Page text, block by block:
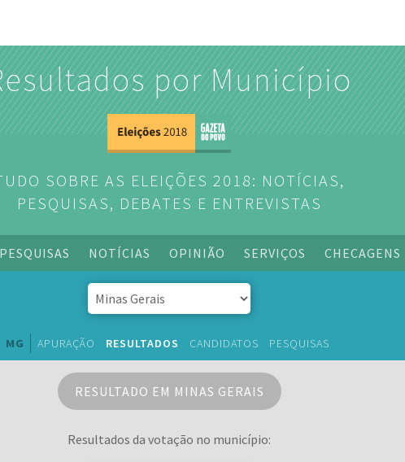
por Município
SOBRE AS ELEIÇÕES 2018: NOTÍCIAS,
PESQUISAS, DEBATES E ENTREVISTAS
PESQUISAS NOTÍCIAS OPINIÃO SERVIÇOS CHECAGENS
MG APURAÇÃO RESULTADOS CANDIDATOS PESQUISAS
RESULTADO EM MINAS GERAIS
Resultados da votação no município: